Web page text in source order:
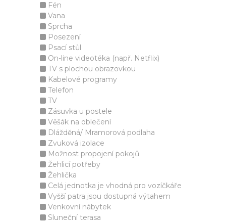
Fén
Vana
Sprcha
Posezení
Psací stůl
On-line videotéka (např. Netflix)
TV s plochou obrazovkou
Kabelové programy
Telefon
TV
Zásuvka u postele
Věšák na oblečení
Dlážděná/ Mramorová podlaha
Zvuková izolace
Možnost propojení pokojů
Žehlicí potřeby
Žehlička
Celá jednotka je vhodná pro vozíčkáře
Vyšší patra jsou dostupná výtahem
Venkovní nábytek
Sluneční terasa